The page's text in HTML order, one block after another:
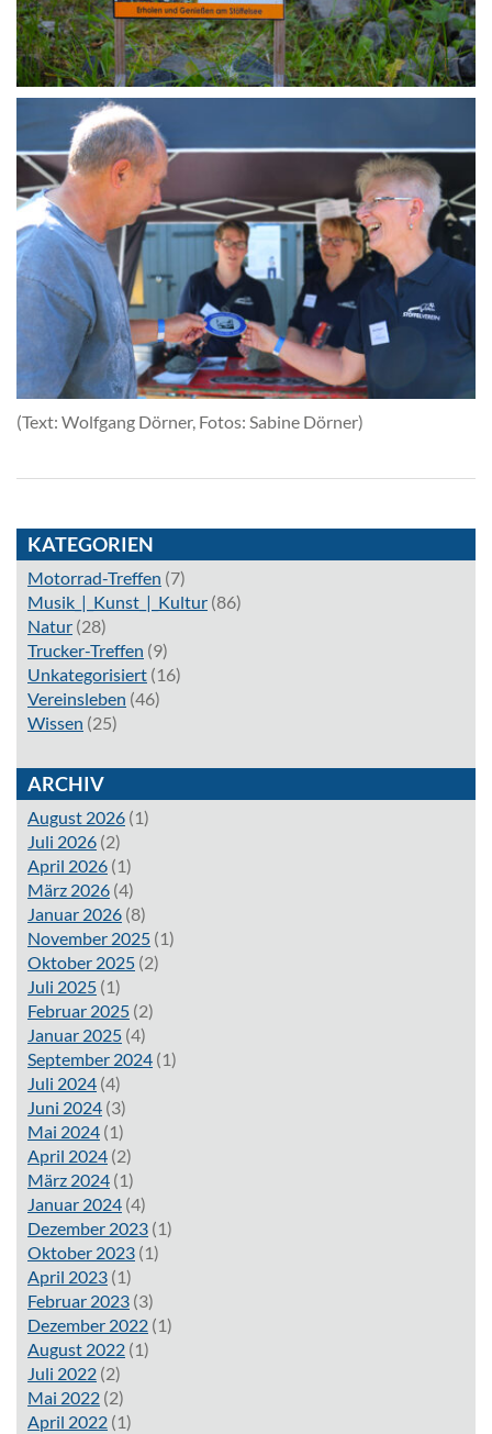
(Text: Wolfgang Dörner, Fotos: Sabine Dörner)
KATEGORIEN
Motorrad-Treffen (7)
Musik_|_Kunst_|_Kultur (86)
Natur (28)
Trucker-Treffen (9)
Unkategorisiert (16)
Vereinsleben (46)
Wissen (25)
ARCHIV
August 2026 (1)
Juli 2026 (2)
April 2026 (1)
März 2026 (4)
Januar 2026 (8)
November 2025 (1)
Oktober 2025 (2)
Juli 2025 (1)
Februar 2025 (2)
Januar 2025 (4)
September 2024 (1)
Juli 2024 (4)
Juni 2024 (3)
Mai 2024 (1)
April 2024 (2)
März 2024 (1)
Januar 2024 (4)
Dezember 2023 (1)
Oktober 2023 (1)
April 2023 (1)
Februar 2023 (3)
Dezember 2022 (1)
August 2022 (1)
Juli 2022 (2)
Mai 2022 (2)
April 2022 (1)